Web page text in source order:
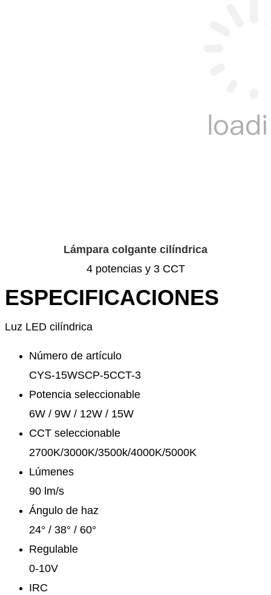
Lámpara colgante cilíndrica
4 potencias y 3 CCT
ESPECIFICACIONES
Luz LED cilíndrica
Número de artículo
CYS-15WSCP-5CCT-3
Potencia seleccionable
6W / 9W / 12W / 15W
CCT seleccionable
2700K/3000K/3500k/4000K/5000K
Lúmenes
90 lm/s
Ángulo de haz
24° / 38° / 60°
Regulable
0-10V
IRC